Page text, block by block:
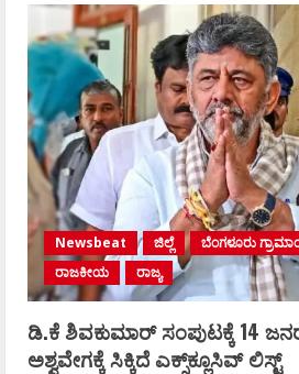
Newsbeat ಜಿಲ್ಲೆ ಬೆಂಗಳೂರು
ರಾಜಕೀಯ
ರಾಜ್ಯ
ಡಿ.ಕೆ ಶಿವಕುಮಾರ್‌ ಸಂಪುಟಕ್ಕೆ 14 ಜನರ
ಅಶ್ವವೇಗಕ್ಕೆ ಸಿಕ್ಕಿದೆ ಎಕ್ಸ್‌ಕ್ಲೂಸಿವ್‌ ಲಿಸ್ಟ್‌